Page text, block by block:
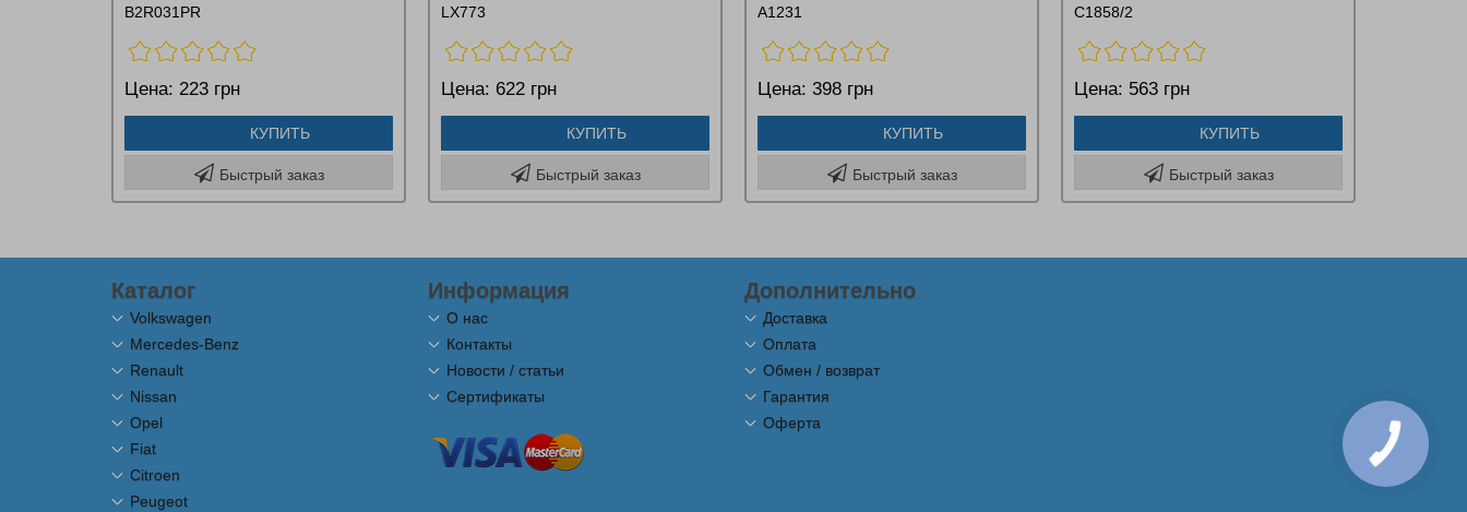
B2R031PR
Цена: 223 грн
КУПИТЬ
Быстрый заказ
LX773
Цена: 622 грн
КУПИТЬ
Быстрый заказ
A1231
Цена: 398 грн
КУПИТЬ
Быстрый заказ
C1858/2
Цена: 563 грн
КУПИТЬ
Быстрый заказ
Каталог
Volkswagen
Mercedes-Benz
Renault
Nissan
Opel
Fiat
Citroen
Peugeot
Информация
О нас
Контакты
Новости / статьи
Сертификаты
Дополнительно
Доставка
Оплата
Обмен / возврат
Гарантия
Оферта